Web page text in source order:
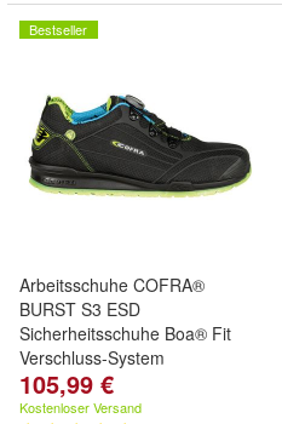
Bestseller
Arbeitsschuhe COFRA®
BURST S3 ESD
Sicherheitsschuhe Boa® Fit
Verschluss-System
105,99 €
Kostenloser Versand